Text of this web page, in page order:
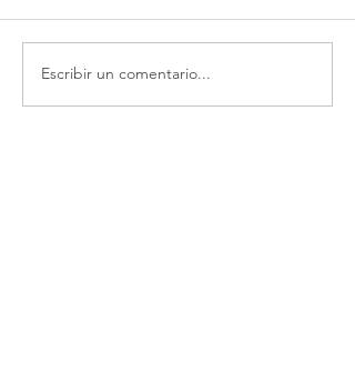
Escribir un comentario...